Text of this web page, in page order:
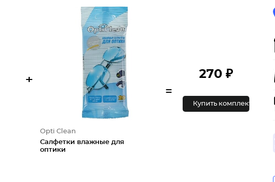
+
Opti Clean
Салфетки влажные для
оптики
=
270 ₽
Купить комплект